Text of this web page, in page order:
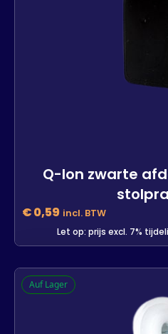
Q-lon zwarte
€0,59 incl. BTW
Let op: prijs excl. 7%
Q-lon zwarte
Auf Lager